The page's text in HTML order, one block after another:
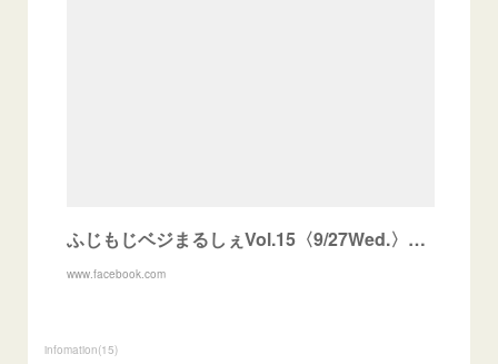
ふじもじベジまるしぇVol.15〈9/27Wed.〉ご来場のお誘い
www.facebook.com
infomation(15)